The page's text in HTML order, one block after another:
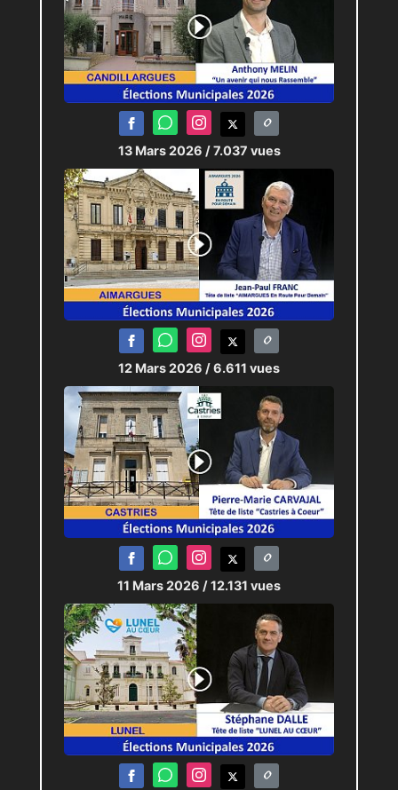
13 Mars 2026 / 7.037 vues
12 Mars 2026 / 6.611 vues
11 Mars 2026 / 12.131 vues